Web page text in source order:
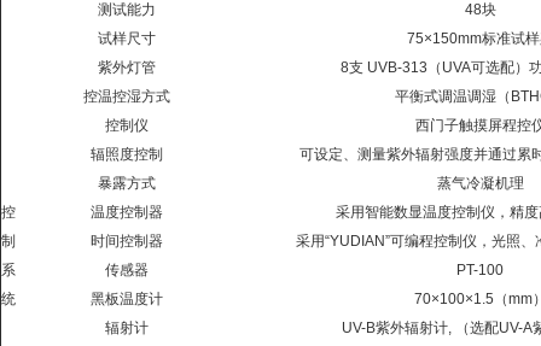
测试能力
48块
试样尺寸
75×150mm标准试
紫外灯管
8支 UVB-313（UVA可选配）
控
制
系
统
控温控湿方式 平衡式调温调湿 （
控制仪
西门子触摸屏程控
辐照度控制
可设定、测量紫外辐射强度并通过累
暴露方式
蒸气冷凝机理
温度控制器
采用智能数显温度控制仪，精
时间控制器
采用“YUDIAN”可编程控制仪，光照、
传感器
PT-100
黑板温度计
70×100×1.5（mm
辐射计
UV-B紫外辐射计, （选配UV-A